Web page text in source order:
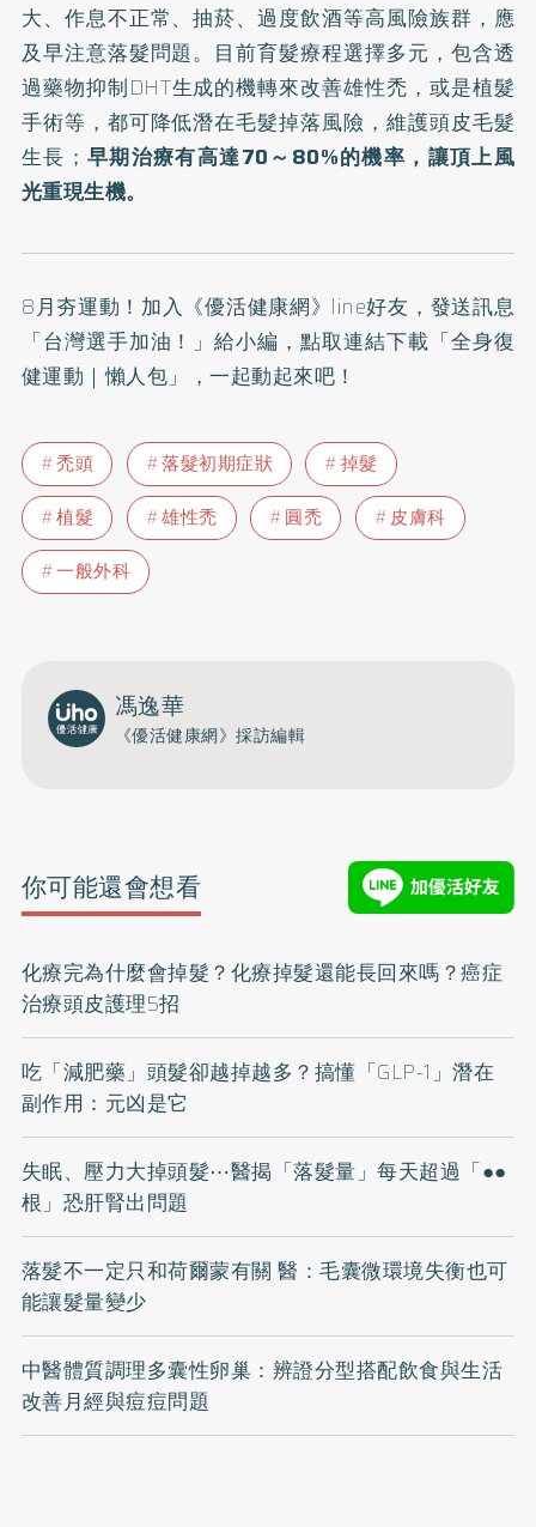
大、作息不正常、抽菸、過度飲酒等高風險族群，應
及早注意落髮問題。目前育髮療程選擇多元，包含透
過藥物抑制DHT生成的機轉來改善雄性禿，或是植髮
手術等，都可降低潛在毛髮掉落風險，維護頭皮毛髮
生長； 早期治療有高達70～80%的機率，讓頂上風
光重現生機。
8月夯運動！加入 《優活健康網》line好友 ，發送訊息
「台灣選手加油！」給小編，點取連結下載「全身復
健運動｜懶人包」，一起動起來吧！
禿頭 落髮初期症狀
掉髮
植髮
雄性禿 圓禿
皮膚科
一般外科
馮逸華
《優活健康網》採訪編輯
你可能還會想看
化療完為什麼會掉髮？化療掉髮還能長回來嗎？癌症
治療頭皮護理5招
吃「減肥藥」頭髮卻越掉越多？搞懂「GLP-1」潛在
副作用：元凶是它
失眠、壓力大掉頭髮⋯醫揭「落髮量」每天超過「●●
根」恐肝腎出問題
落髮不一定只和荷爾蒙有關 醫：毛囊微環境失衡也可
能讓髮量變少
中醫體質調理多囊性卵巢：辨證分型搭配飲食與生活
改善月經與痘痘問題